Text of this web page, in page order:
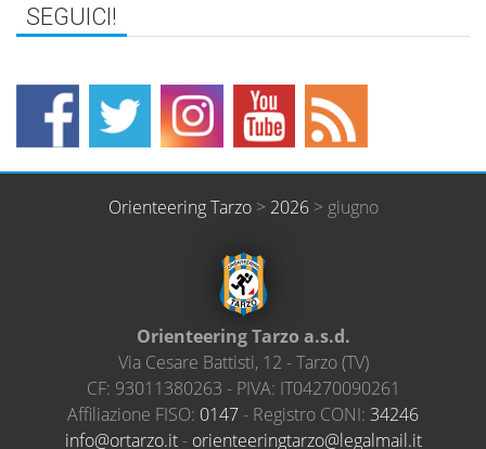
Orienteering Tarzo> 2026> giugno
Orienteering Tarzo a.s.d.
Via Cesare Battisti, 12 -Tarzo(TV)
CF: 93011380263 - PIVA: IT04270090261
Affiliazione FISO: 0147 - Registro CONI: 34246
ti.li
amlag
el@oz
ratgn
ireet
neiro
-
ti.oz
ratro
@ofni